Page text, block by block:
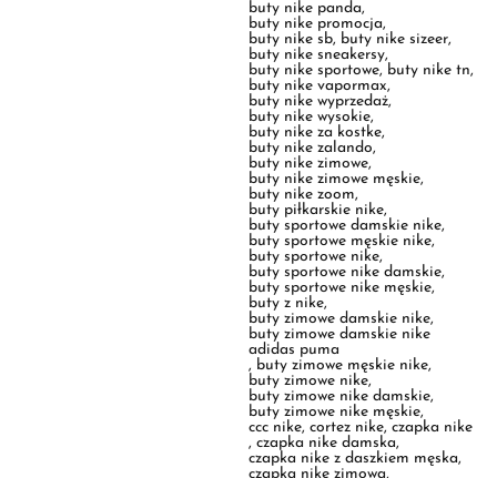
buty nike wyprzedaż
buty nike wysokie,
buty nike za kostke,
buty nike zalando,
buty nike zimowe,
buty nike zimowe męskie
buty nike zoom,
buty piłkarskie nike
buty sportowe damskie nike
buty sportowe męskie nike
buty sportowe nike
buty sportowe nike damskie
buty sportowe nike męskie
buty z nike,
buty zimowe damskie nike,
buty zimowe damskie nike
adidas puma
,buty zimowe męskie nike,
buty zimowe nike,
buty zimowe nike damskie
buty zimowe nike męskie,
ccc nike,cortez nike,czapka nike
,czapka nike damska
czapka nike z daszkiem męska
czapka nike zimowa
czapka z daszkiem męska nike
czapka z daszkiem nike,
czapka z daszkiem nike damska,
czapka z daszkiem nike męska
czapka zimowa nike,czapki nike